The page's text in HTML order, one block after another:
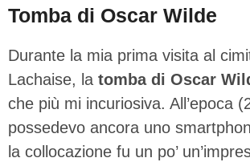
Tomba di Oscar Wilde
Durante la mia prima visita al
Lachaise, la tomba di Oscar
che più mi incuriosiva. All’epoca
possedevo ancora uno
la collocazione fu un po’